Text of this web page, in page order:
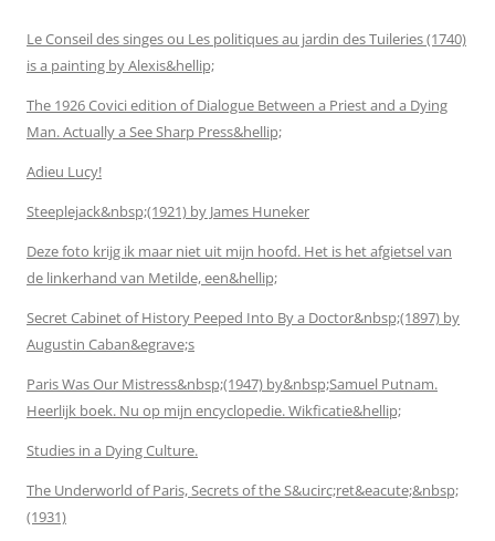
Le Conseil des singes ou Les politiques au jardin des Tuileries (1740)
is a painting by Alexis&hellip;
The 1926 Covici edition of Dialogue Between a Priest and a Dying
Man. Actually a See Sharp Press&hellip;
Adieu Lucy!
Steeplejack&nbsp;(1921) by James Huneker
Deze foto krijg ik maar niet uit mijn hoofd. Het is het afgietsel van
de linkerhand van Metilde, een&hellip;
Secret Cabinet of History Peeped Into By a Doctor&nbsp;(1897) by
Augustin Caban&egrave;s
Paris Was Our Mistress&nbsp;(1947) by&nbsp;Samuel Putnam.
Heerlijk boek. Nu op mijn encyclopedie. Wikficatie&hellip;
Studies in a Dying Culture.
The Underworld of Paris, Secrets of the S&ucirc;ret&eacute;&nbsp;
(1931)